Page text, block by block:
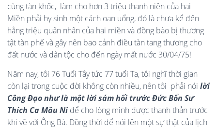
cùng tàn khốc, làm cho hơn 3 triệu thanh niên của hai
Miền phải hy sinh một cách oan uổng, đó là chưa kể đến
hằng triệu quân nhân của hai miền và đồng bào bị thương
tật tàn phế và gây nên bao cảnh điều tàn tang thương cho
đất nước và dân tộc cho đến ngày mất nước 30/04/75!
Năm nay, tôi 76 Tuổi Tây tức 77 tuổi Ta, tôi nghĩ thời gian
còn lại trong cuộc đời không còn nhiều, nên tôi phải nói lời
Công Đạonhư làmột lời sám hối trước Đức Bổn Sư
Thích Ca Mâu Ni để cho lòng mình được thanh thản trước
khi về với Ông Bà. Đồng thời để nói lên một sự thật của lịch